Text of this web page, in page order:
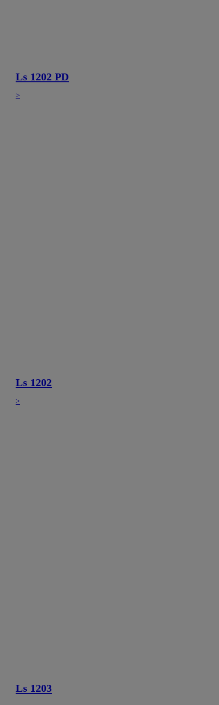
Ls 1202 PD
>
Ls 1202
>
Ls 1203